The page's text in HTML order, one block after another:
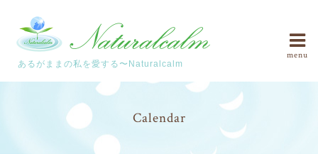
あるがままの私を愛する〜Naturalcalm
menu
Calendar